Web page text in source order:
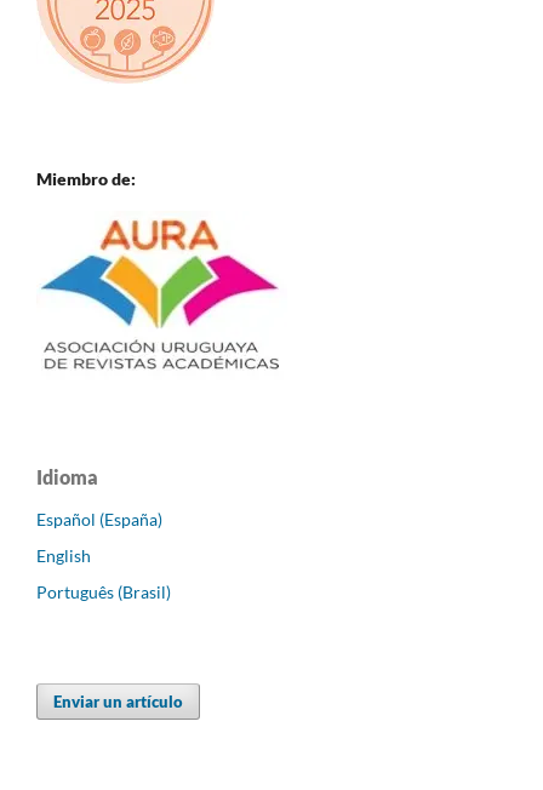
Miembro de:
Idioma
Español (España)
English
Português (Brasil)
Enviar un artículo